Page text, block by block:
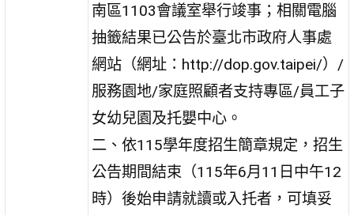
南區1103會議室舉行竣事；相關電腦
抽籤結果已公告於臺北市政府人事處
網站（網址：http://dop.gov.taipei/）/
服務園地/家庭照顧者支持專區/員工子
女幼兒園及托嬰中心。
二、依115學年度招生簡章規定，招生
公告期間結束（115年6月11日中午12
時）後始申請就讀或入托者，可填妥